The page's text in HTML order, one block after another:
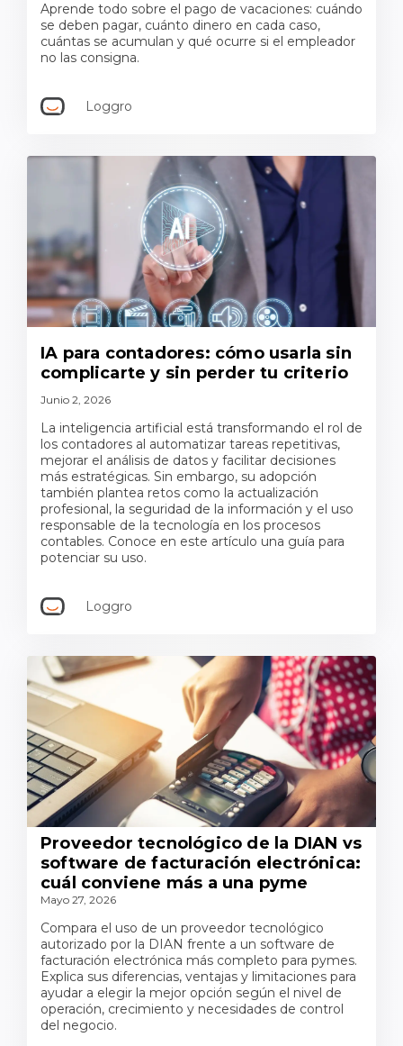
Aprende todo sobre el pago de vacaciones: cuándo
se deben pagar, cuánto dinero en cada caso,
cuántas se acumulan y qué ocurre si el empleador
no las consigna.
Loggro
IA para contadores: cómo usarla sin
complicarte y sin perder tu criterio
Junio 2, 2026
La inteligencia artificial está transformando el rol de
los contadores al automatizar tareas repetitivas,
mejorar el análisis de datos y facilitar decisiones
más estratégicas. Sin embargo, su adopción
también plantea retos como la actualización
profesional, la seguridad de la información y el uso
responsable de la tecnología en los procesos
contables. Conoce en este artículo una guía para
potenciar su uso.
Loggro
Proveedor tecnológico de la DIAN vs
software de facturación electrónica:
cuál conviene más a una pyme
Mayo 27, 2026
Compara el uso de un proveedor tecnológico
autorizado por la DIAN frente a un software de
facturación electrónica más completo para pymes.
Explica sus diferencias, ventajas y limitaciones para
ayudar a elegir la mejor opción según el nivel de
operación, crecimiento y necesidades de control
del negocio.